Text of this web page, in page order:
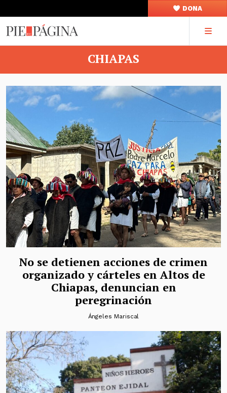
DONA
CHIAPAS
No se detienen acciones de crimen
organizado y cárteles en Altos de
Chiapas, denuncian en
peregrinación
Ángeles Mariscal